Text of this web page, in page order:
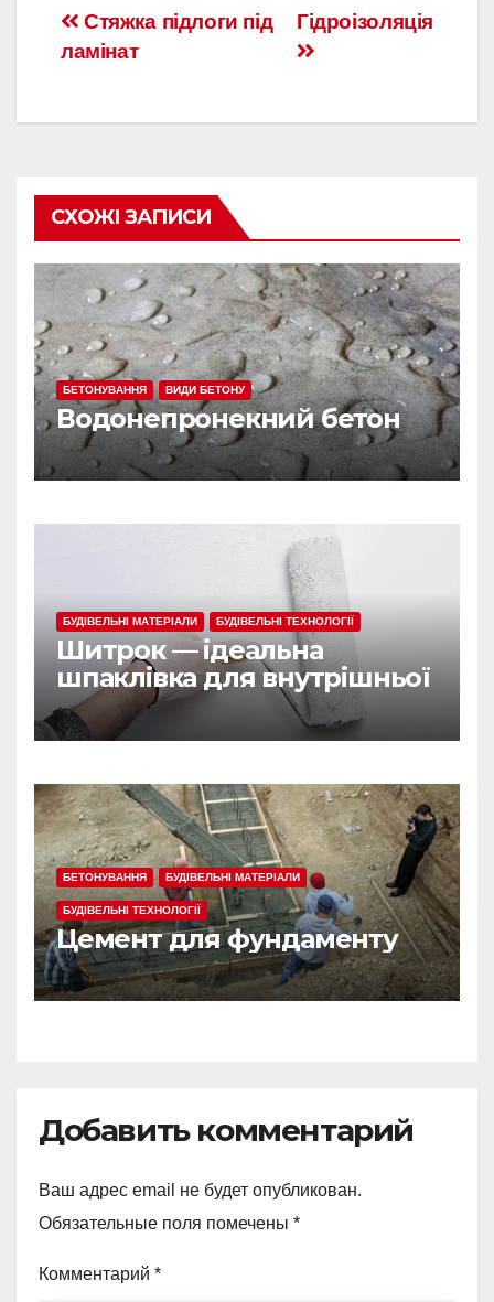
Навигация
записям
Гідроізоляція
Стяжка підлоги під
ламінат
СХОЖІ ЗАПИСИ
БЕТОНУВАННЯ ВИДИ БЕТОНУ
Водонепронекний бетон
БУДІВЕЛЬНІ МАТЕРІАЛИ БУДІВЕЛЬНІ ТЕХНОЛОГІЇ
Шитрок — ідеальна
шпаклівка для внутрішньої
обробки
БЕТОНУВАННЯ БУДІВЕЛЬНІ МАТЕРІАЛИ
БУДІВЕЛЬНІ ТЕХНОЛОГІЇ
Цемент для фундаменту
Добавить комментарий
Ваш адрес email не будет опубликован.
Обязательные поля помечены *
Комментарий *